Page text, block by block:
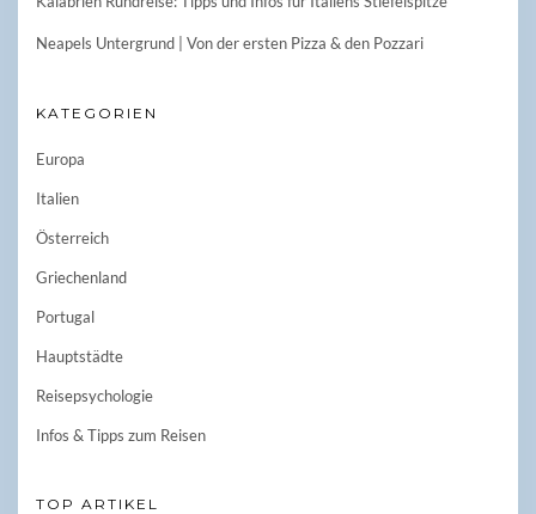
Neapels Untergrund | Von der ersten Pizza & den Pozzari
KATEGORIEN
Europa
Italien
Österreich
Griechenland
Portugal
Hauptstädte
Reisepsychologie
Infos & Tipps zum Reisen
TOP ARTIKEL